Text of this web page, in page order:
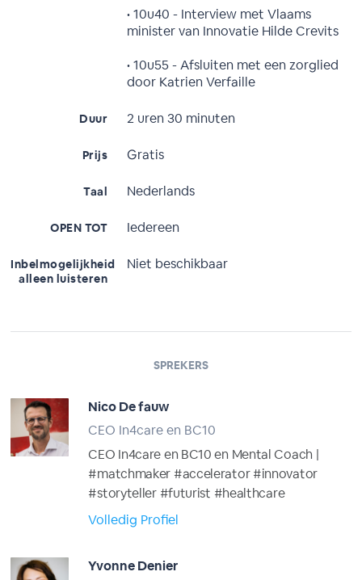
• 10u40 - Interview met Vlaams
minister van Innovatie Hilde Crevits
• 10u55 - Afsluiten met een zorglied
door Katrien Verfaille
Duur 2 uren 30 minuten
Prijs Gratis
Taal Nederlands
OPEN TOT Iedereen
Inbelmogelijkheid
alleen luisteren
Niet beschikbaar
SPREKERS
Nico De fauw
CEO In4care en BC10
CEO In4care en BC10 en Mental Coach |
#matchmaker #accelerator #innovator
#storyteller #futurist #healthcare
Volledig Profiel
Yvonne Denier